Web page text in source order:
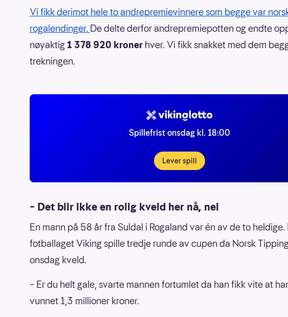
Vi fikk derimot hele to andrepremievinnere som begge var
rogalendinger. De delte derfor andrepremiepotten og endte
nøyaktig1 378 920 kroner hver. Vi fikk snakket med dem
trekningen.
Spillefrist onsdag kl. 18:00
Lever spill
– Det blir ikke en rolig kveld her nå, nei
En mann på 58 år fra Suldal i Rogaland var én av de to heldige.
fotballaget Viking spille tredje runde av cupen da Norsk
onsdag kveld.
– Er du helt gale, svarte mannen fortumlet da han fikk vite at
vunnet 1,3 millioner kroner.